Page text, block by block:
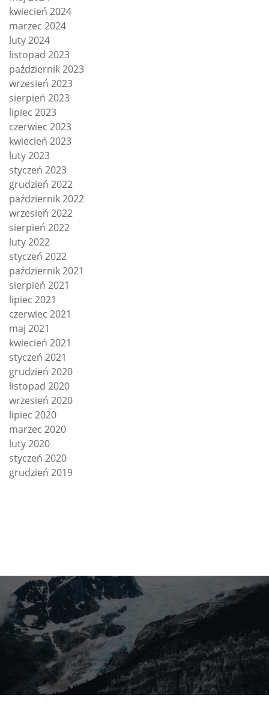
kwiecień 2024
marzec 2024
luty 2024
listopad 2023
październik 2023
wrzesień 2023
sierpień 2023
lipiec 2023
czerwiec 2023
kwiecień 2023
luty 2023
styczeń 2023
grudzień 2022
październik 2022
wrzesień 2022
sierpień 2022
luty 2022
styczeń 2022
październik 2021
sierpień 2021
lipiec 2021
czerwiec 2021
maj 2021
kwiecień 2021
styczeń 2021
grudzień 2020
listopad 2020
wrzesień 2020
lipiec 2020
marzec 2020
luty 2020
styczeń 2020
grudzień 2019